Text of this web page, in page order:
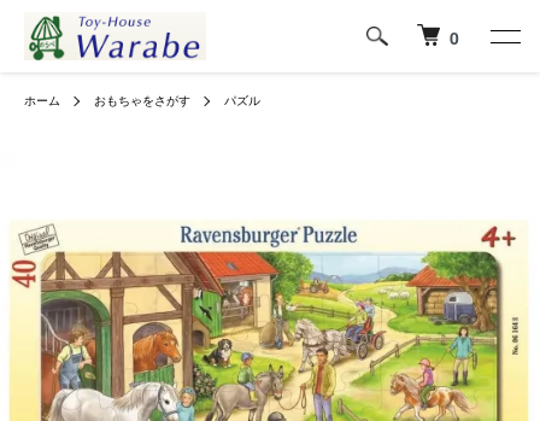
0
ホーム おもちゃをさがす パズル